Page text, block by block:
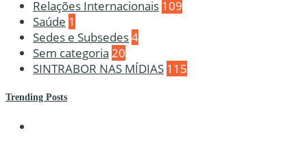
Relações Internacionais 109
Saúde 1
Sedes e Subsedes4
Sem categoria 20
SINTRABOR NAS MÍDIAS 115
Trending Posts